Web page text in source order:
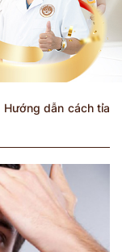
Hướng dẫn cách tỉa